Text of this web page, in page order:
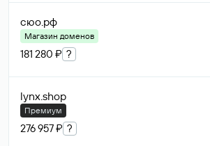
сюо.рф
Магазин доменов
181 280 ₽ ?
lynx.shop
Премиум
276 957 ₽ ?